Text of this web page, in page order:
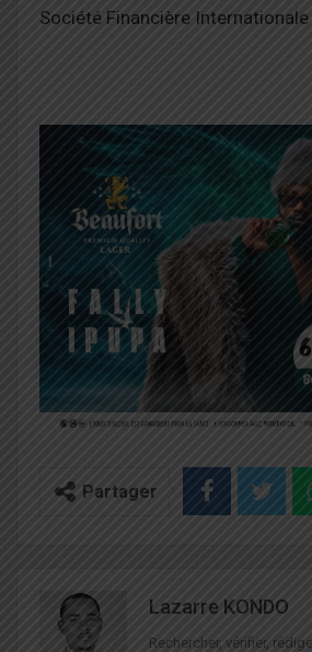
Société Financière Internationale
Partager
Lazarre KONDO
Rechercher, vérifier,